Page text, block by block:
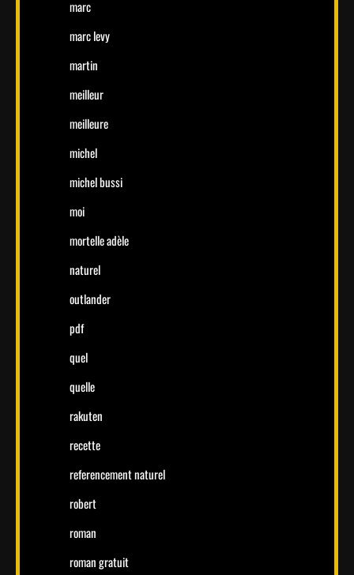
marc
marc levy
martin
meilleur
meilleure
michel
michel bussi
moi
mortelle adèle
naturel
outlander
pdf
quel
quelle
rakuten
recette
referencement naturel
robert
roman
roman gratuit